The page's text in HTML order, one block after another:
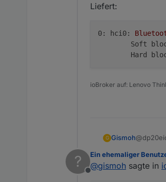
Liefert:
0: hci0:
Soft
Hard
ioBroker auf: Lenovo
G Gismoh
Den BLE
?
Offline
Ein ehemaliger
@gismoh sagte in